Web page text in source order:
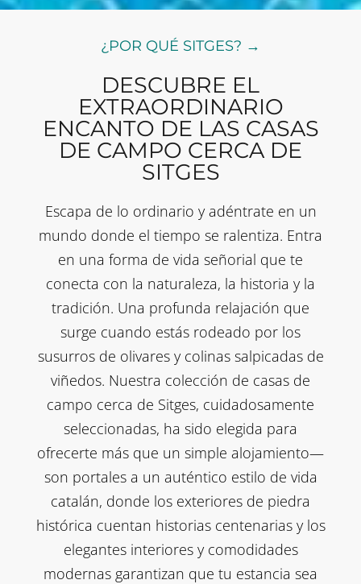
¿POR QUÉ SITGES? →
DESCUBRE EL
EXTRAORDINARIO
ENCANTO DE LAS CASAS
DE CAMPO CERCA DE
SITGES
Escapa de lo ordinario y adéntrate en un
mundo donde el tiempo se ralentiza. Entra
en una forma de vida señorial que te
conecta con la naturaleza, la historia y la
tradición. Una profunda relajación que
surge cuando estás rodeado por los
susurros de olivares y colinas salpicadas de
viñedos. Nuestra colección de casas de
campo cerca de Sitges, cuidadosamente
seleccionadas, ha sido elegida para
ofrecerte más que un simple alojamiento—
son portales a un auténtico estilo de vida
catalán, donde los exteriores de piedra
histórica cuentan historias centenarias y los
elegantes interiores y comodidades
modernas garantizan que tu estancia sea